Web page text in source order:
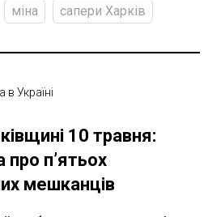
міна сапери Харків
в Україні
10 травня:
п’ятьох
мешканців